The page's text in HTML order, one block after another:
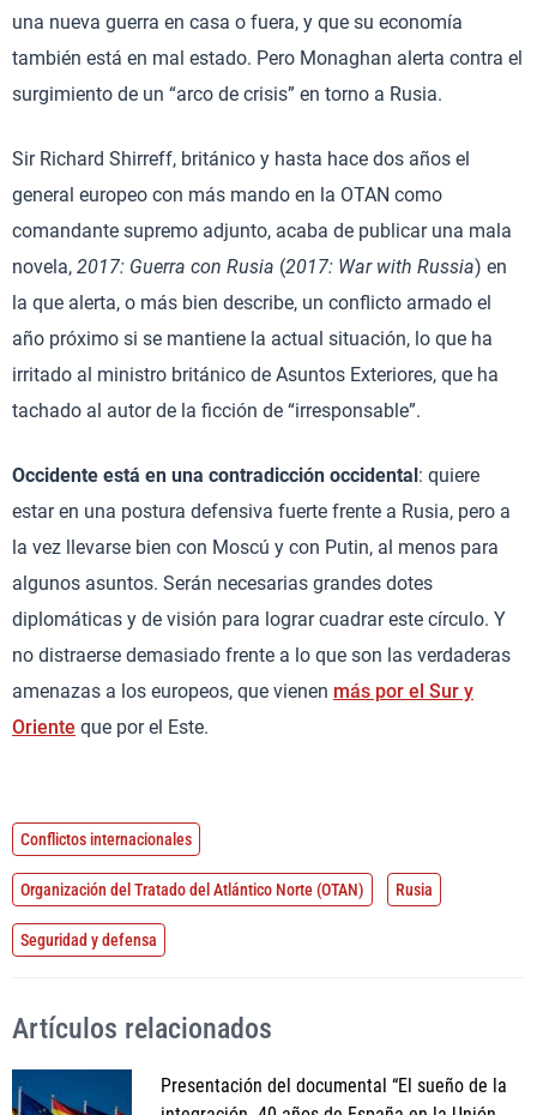
una nueva guerra en casa o fuera, y que su economía
también está en mal estado. Pero Monaghan alerta contra el
surgimiento de un “arco de crisis” en torno a Rusia.
Sir Richard Shirreff, británico y hasta hace dos años el
general europeo con más mando en la OTAN como
comandante supremo adjunto, acaba de publicar una mala
novela, 2017: Guerra con Rusia (2017: War with Russia) en
la que alerta, o más bien describe, un conflicto armado el
año próximo si se mantiene la actual situación, lo que ha
irritado al ministro británico de Asuntos Exteriores, que ha
tachado al autor de la ficción de “irresponsable”.
Occidente está en una contradicción occidental : quiere
estar en una postura defensiva fuerte frente a Rusia, pero a
la vez llevarse bien con Moscú y con Putin, al menos para
algunos asuntos. Serán necesarias grandes dotes
diplomáticas y de visión para lograr cuadrar este círculo. Y
no distraerse demasiado frente a lo que son las verdaderas
amenazas a los europeos, que vienen más por el Sur y
Oriente que por el Este.
Conflictos internacionales
Organización del Tratado del Atlántico Norte (OTAN) Rusia
Seguridad y defensa
Artículos relacionados
Presentación del documental “El sueño de la